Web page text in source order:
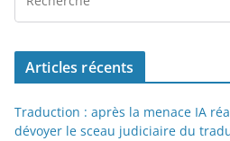
Articles récents
Traduction : après la menace IA
dévoyer le sceau judiciaire du